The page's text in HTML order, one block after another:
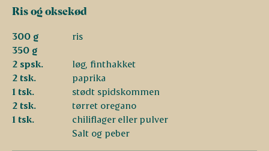
Ris og oksekød
300 g
ris
350 g
2 spsk.
løg, finthakket
2 tsk.
paprika
1 tsk.
stødt spidskommen
2 tsk.
tørret oregano
1 tsk.
chiliflager eller pulver
Salt og peber